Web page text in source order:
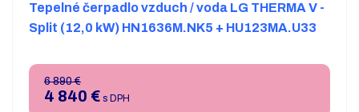
Tepelné čerpadlo vzduch / voda LG THERMA V -
Split (12,0 kW) HN1636M.NK5 + HU123MA.U33
6 890 €
4 840 € s DPH